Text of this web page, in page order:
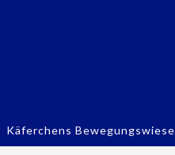
Käferchens Bewegungswiese